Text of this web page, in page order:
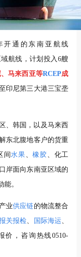
开通的东南亚航线
航线，计划投入6艘
马来西亚等RCEP成
印尼第三大港三宝垄
、韩国，以及马来西
东北腹地客户的货重
间水果 、橡胶 、化工
岸面向东南亚区域的
。
业供应链的物流整合
关报检 国际海运
价，咨询热线0510-